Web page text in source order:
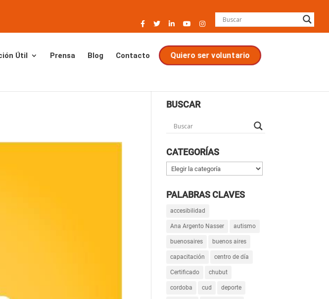
Útil Prensa Blog Contacto Quiero ser voluntario
BUSCAR
CATEGORÍAS
Categorías
PALABRAS CLAVES
accesibilidad
Ana Argento Nasser autismo
buenosaires buenos aires
capacitación centro de día
Certificado chubut
cordoba cud deporte